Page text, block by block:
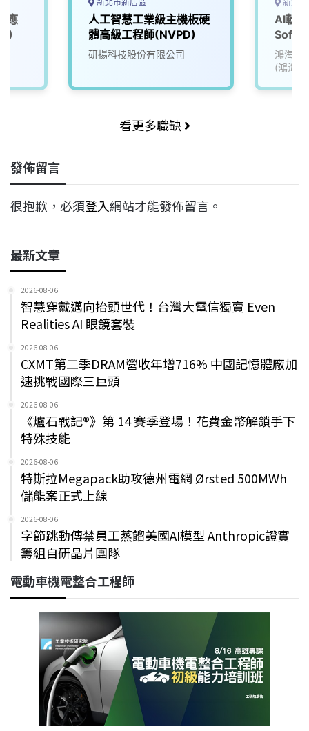
應
新北市新店區
人工智慧工業級主機板硬
體高級工程師(NVPD)
研揚科技股份有限公司
新北
AI軟
(Data
Team)
鴻海精
(鴻海)
看更多職缺
發佈留言
很抱歉，必須登入網站才能發佈留言。
最新文章
2026-08-06
智慧穿戴邁向抬頭世代！台灣大電信獨賣 Even
Realities AI 眼鏡套裝
2026-08-06
CXMT第二季DRAM營收年增716% 中國記憶體廠加
速挑戰國際三巨頭
2026-08-06
《爐石戰記®》第 14 賽季登場！花費金幣解鎖手下
特殊技能
2026-08-06
特斯拉Megapack助攻德州電網 Ørsted 500MWh
儲能案正式上線
2026-08-06
字節跳動傳禁員工蒸餾美國AI模型 Anthropic證實
籌組自研晶片團隊
電動車機電整合工程師